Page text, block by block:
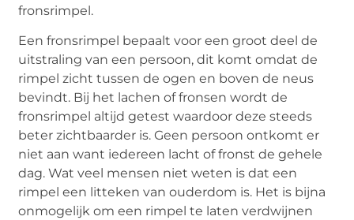
fronsrimpel.
Een fronsrimpel bepaalt voor een groot deel de
uitstraling van een persoon, dit komt omdat de
rimpel zicht tussen de ogen en boven de neus
bevindt. Bij het lachen of fronsen wordt de
fronsrimpel altijd getest waardoor deze steeds
beter zichtbaarder is. Geen persoon ontkomt er
niet aan want iedereen lacht of fronst de gehele
dag. Wat veel mensen niet weten is dat een
rimpel een litteken van ouderdom is. Het is bijna
onmogelijk om een rimpel te laten verdwijnen